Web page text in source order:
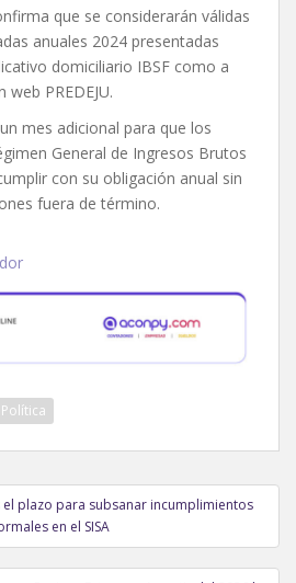
que se considerarán válidas
anuales 2024 presentadas
domiciliario IBSF como a
PREDEJU.
mes adicional para que los
General de Ingresos Brutos
con su obligación anual sin
fuera de término.
Política
el plazo para subsanar incumplimientos
en el SISA